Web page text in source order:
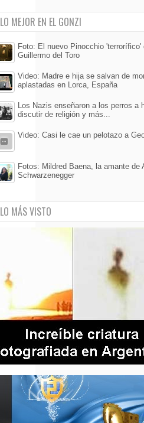
LO MEJOR EN EL GONZI
Foto: El nuevo Pinocchio 'terrorífico'
Guillermo del Toro
Video: Madre e hija se salvan de
aplastadas en Lorca, España
Los Nazis enseñaron a los perros a
discutir de religión y más...
Video: Casi le cae un pelotazo a
Fotos: Mildred Baena, la amante de
Schwarzenegger
LO MÁS VISTO